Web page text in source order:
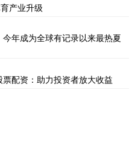
产业升级
年成为全球有记录以来最热夏
配资：助力投资者放大收益